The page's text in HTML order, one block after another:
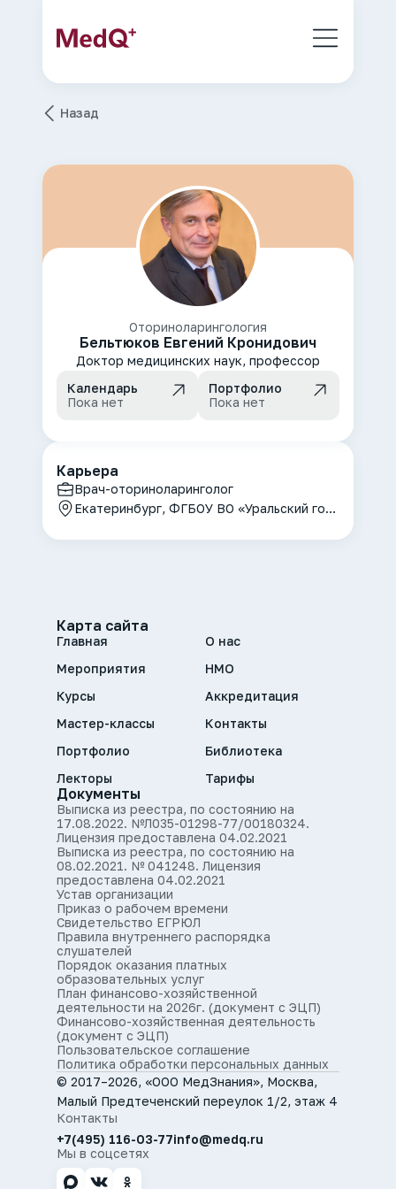
Назад
Оториноларингология
Бельтюков Евгений Кронидович
Доктор медицинских наук, профессор
Календарь
Пока нет
Портфолио
Пока нет
Карьера
Врач-оториноларинголог
Екатеринбург, ФГБОУ ВО «Уральский государственный медицинский университет» МЗ РФ
Карта сайта
Главная
Мероприятия
Курсы
Мастер-классы
Портфолио
Лекторы
О нас
НМО
Аккредитация
Контакты
Библиотека
Тарифы
Документы
Выписка из реестра, по состоянию на
17.08.2022. №Л035-01298-77/00180324.
Лицензия предоставлена 04.02.2021
Выписка из реестра, по состоянию на
08.02.2021. № 041248. Лицензия
предоставлена 04.02.2021
Устав организации
Приказ о рабочем времени
Свидетельство ЕГРЮЛ
Правила внутреннего распорядка
слушателей
Порядок оказания платных
образовательных услуг
План финансово-хозяйственной
деятельности на 2026г. (документ с ЭЦП)
Финансово-хозяйственная деятельность
(документ с ЭЦП)
Пользовательское соглашение
Политика обработки персональных данных
© 2017–2026, «ООО МедЗнания», Москва,
Малый Предтеченский переулок 1/2, этаж 4
Контакты
+7(495) 116-03-77info@medq.ru
Мы в соцсетях